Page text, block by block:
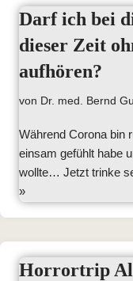
Darf ich bei
dieser Zeit
aufhören?
von Dr. med. Bernd
Während Corona bin
einsam gefühlt habe
wollte… Jetzt trinke
»
Horrortrip